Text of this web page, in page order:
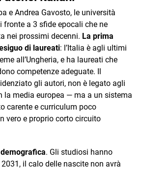
e Andrea Gavosto, le università
fronte a 3 sfide epocali che ne
nei prossimi decenni. La prima
di laureati: l’Italia è agli ultimi
all’Ungheria, e ha laureati che
competenze adeguate. Il
gli autori, non è legato agli
la media europea — ma a un sistema
carente e curriculum poco
vero e proprio corto circuito
. Gli studiosi hanno
il calo delle nascite non avrà